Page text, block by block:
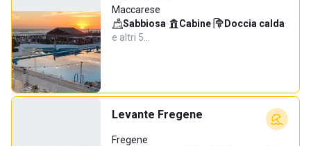
Maccarese
Sabbiosa· Cabine· Doccia calda·
e altri 5…
Levante Fregene
Fregene